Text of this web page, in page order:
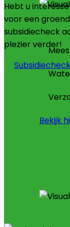
Bekijk
Hebt u
voor een
subsidiecheck
plezier verder!